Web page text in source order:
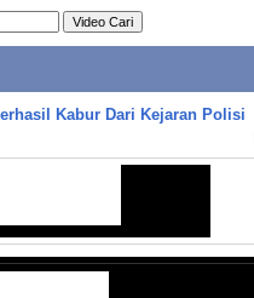
Kabur Dari Kejaran Polisi